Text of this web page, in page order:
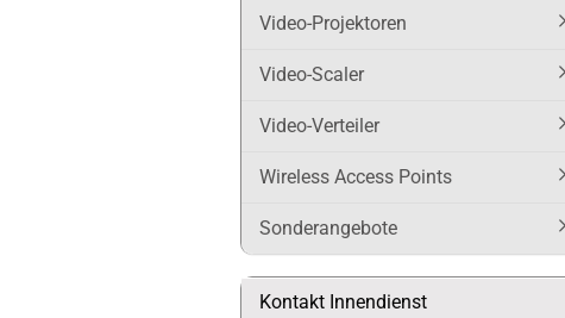
Video-Projektoren
Video-Scaler
Video-Verteiler
Wireless Access Points
Sonderangebote
Kontakt Innendienst